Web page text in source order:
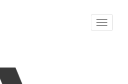
Menu